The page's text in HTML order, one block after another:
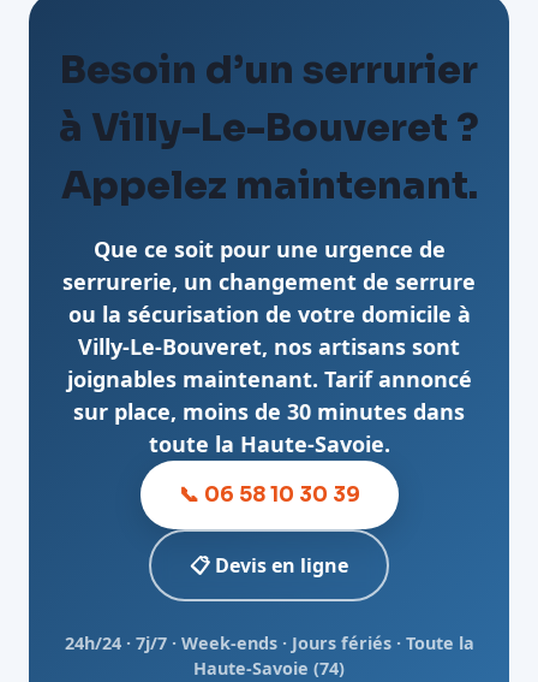
Besoin d’un serrurier
à Villy-Le-Bouveret ?
Appelez maintenant.
Que ce soit pour une urgence de
serrurerie, un changement de serrure
ou la sécurisation de votre domicile à
Villy-Le-Bouveret, nos artisans sont
joignables maintenant. Tarif annoncé
sur place, moins de 30 minutes dans
toute la Haute-Savoie.
📞 06 58 10 30 39
📋 Devis en ligne
24h/24 · 7j/7 · Week-ends · Jours fériés · Toute la
Haute-Savoie (74)